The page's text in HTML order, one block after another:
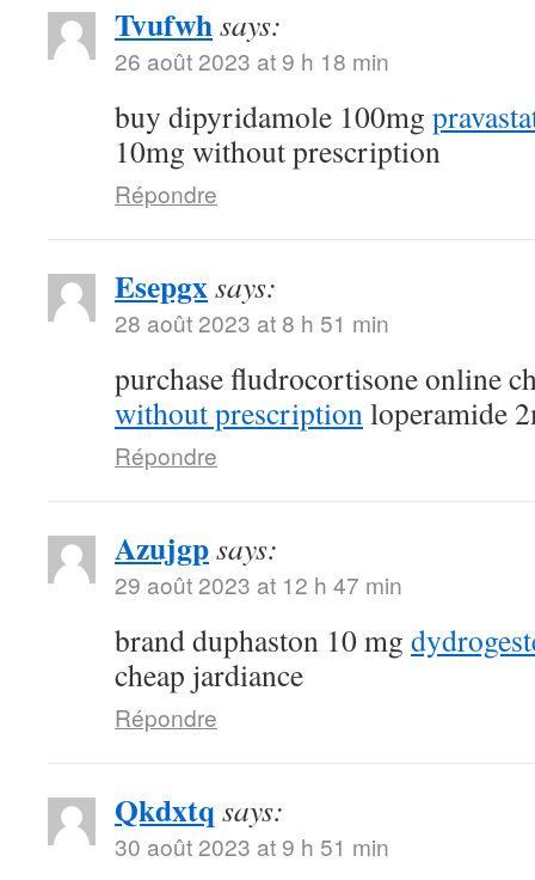
Tvufwhsays:
26 août 2023 at 9 h 18 min
buy dipyridamole 100mg
10mg without prescription
Répondre
Esepgxsays:
28 août 2023 at 8 h 51 min
purchase fludrocortisone online
without prescriptionloperamide
Répondre
Azujgpsays:
29 août 2023 at 12 h 47 min
brand duphaston 10 mg
cheap jardiance
Répondre
Qkdxtq says:
30 août 2023 at 9 h 51 min